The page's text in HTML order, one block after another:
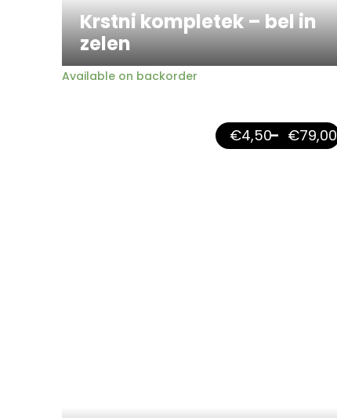
Krstni kompletek – bel in
zelen
Available on backorder
€4,50– €79,00